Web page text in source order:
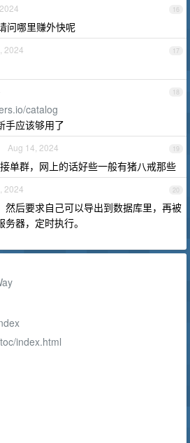
16
问哪里赚外快呢
17
2024
18
catalog
手应该够用了
19
Aug 14, 2024
单群，网上的话好些一般有猪八戒那些
20
2024
然后要求自己可以导出到数据库里，再被
器，定时执行。
index.html